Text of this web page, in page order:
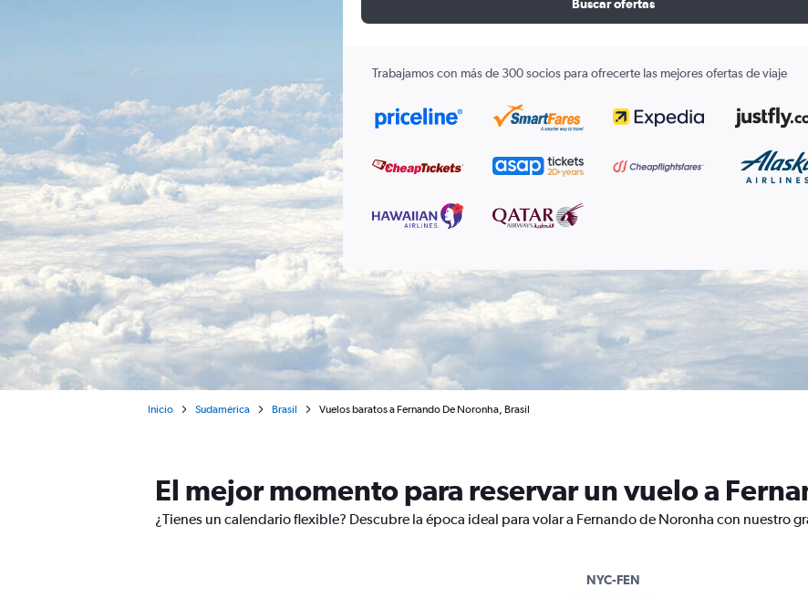
Buscar ofertas
Trabajamos con más de 300 socios para ofrecerte las mejores ofertas de viaje
Inicio Sudamérica Brasil Vuelos baratos a Fernando De Noronha, Brasil
El mejor momento para reservar un vuelo a
¿Tienes un calendario flexible? Descubre la época ideal para volar a Fernando de Noronha con nuestro
NYC-FEN